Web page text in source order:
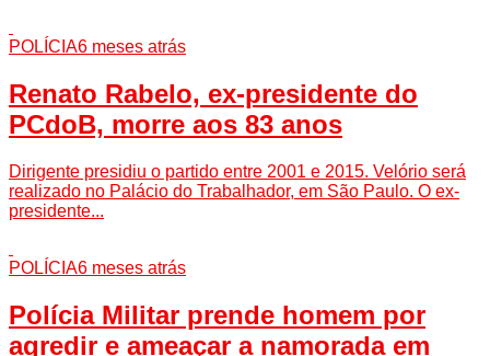
POLÍCIA6 meses atrás
Renato Rabelo, ex-presidente do
PCdoB, morre aos 83 anos
Dirigente presidiu o partido entre 2001 e 2015. Velório será
realizado no Palácio do Trabalhador, em São Paulo. O ex-
presidente...
POLÍCIA6 meses atrás
Polícia Militar prende homem por
agredir e ameaçar a namorada em